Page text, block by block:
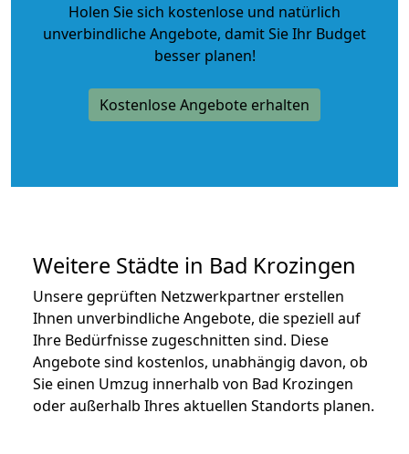
Holen Sie sich kostenlose und natürlich
unverbindliche Angebote, damit Sie Ihr Budget
besser planen!
Kostenlose Angebote erhalten
Weitere Städte in Bad Krozingen
Unsere geprüften Netzwerkpartner erstellen
Ihnen unverbindliche Angebote, die speziell auf
Ihre Bedürfnisse zugeschnitten sind. Diese
Angebote sind kostenlos, unabhängig davon, ob
Sie einen Umzug innerhalb von Bad Krozingen
oder außerhalb Ihres aktuellen Standorts planen.